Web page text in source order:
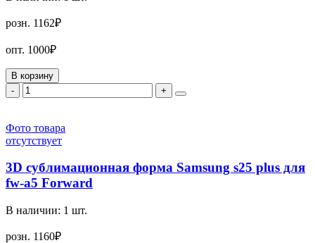
розн. 1162₽
опт. 1000₽
В корзину
-
+
Фото товара
отсутствует
3D сублимационная форма Samsung s25 plus для
fw-a5 Forward
В наличии: 1 шт.
розн. 1160₽